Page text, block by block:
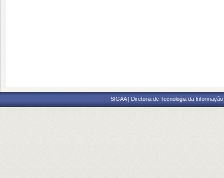
SIGAA | Diretoria de Tecnologia da